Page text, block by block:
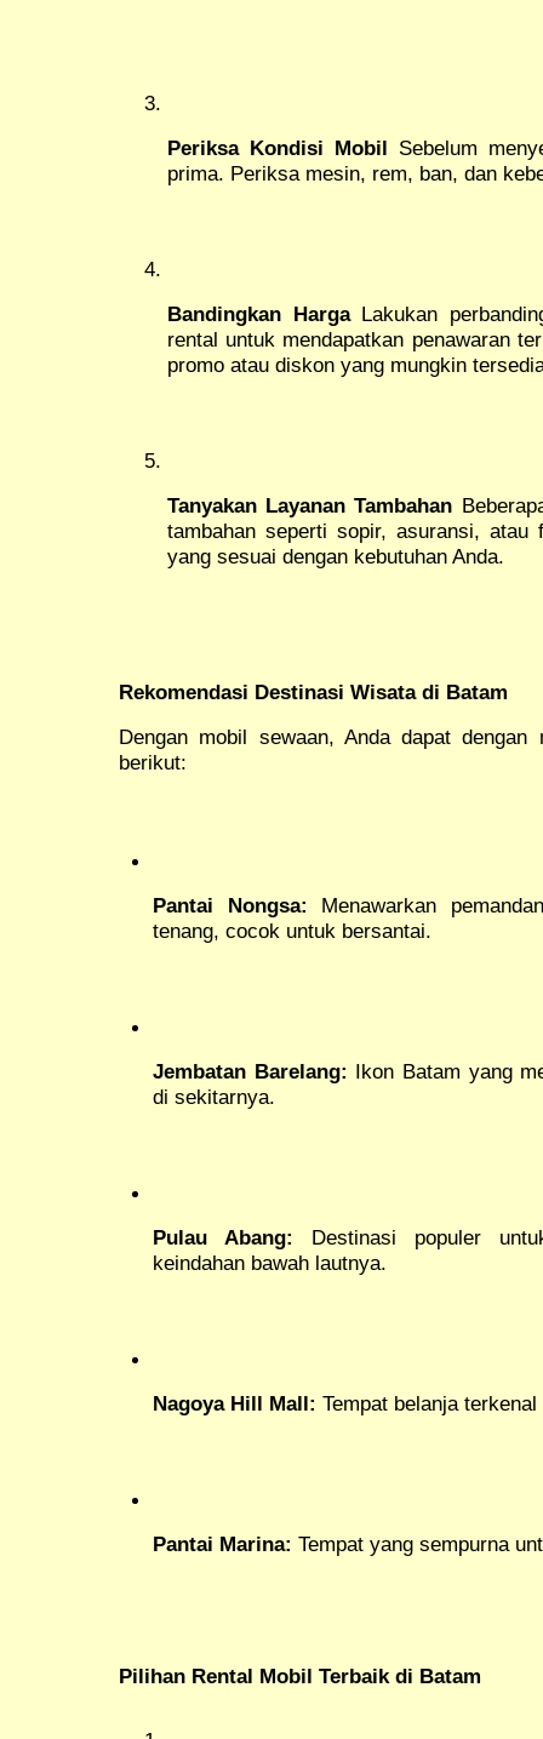
Periksa Kondisi Mobil Sebelum
prima. Periksa mesin, rem, ban, dan
Bandingkan HargaLakukan
rental untuk mendapatkan penawaran
promo atau diskon yang mungkin
Tanyakan Layanan Tambahan
tambahan seperti sopir, asuransi, atau
yang sesuai dengan kebutuhan Anda.
Rekomendasi Destinasi Wisata di Batam
Dengan mobil sewaan, Anda dapat dengan
berikut:
Pantai Nongsa: Menawarkan
tenang, cocok untuk bersantai.
Jembatan Barelang: Ikon Batam yang
di sekitarnya.
Pulau Abang:
Destinasi populer
keindahan bawah lautnya.
Nagoya Hill Mall: Tempat belanja
Pantai Marina: Tempat yang sempurna
Pilihan Rental Mobil Terbaik di Batam